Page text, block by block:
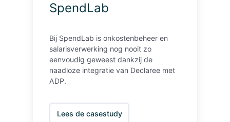
SpendLab
Bij SpendLab is onkostenbeheer en
salarisverwerking nog nooit zo
eenvoudig geweest dankzij de
naadloze integratie van Declaree met
ADP.
Lees de casestudy